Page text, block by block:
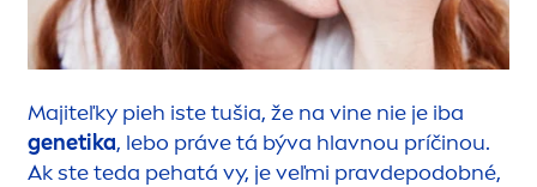
Majiteľky pieh iste tušia, že na vine nie je iba
genetika, lebo práve tá býva hlavnou príčinou.
Ak ste teda pehatá vy, je veľmi pravdepodobné,